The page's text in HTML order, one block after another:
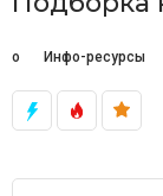
Инфо-ресурсы